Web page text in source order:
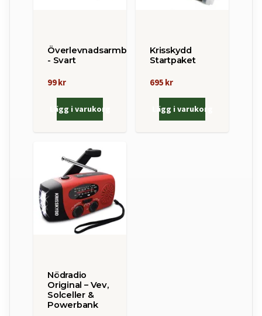
Överlevnadsarmband
- Svart
99 kr
Lägg i varukorg
Krisskydd
Startpaket
695 kr
Lägg i varukorg
Nödradio
Original – Vev,
Solceller &
Powerbank